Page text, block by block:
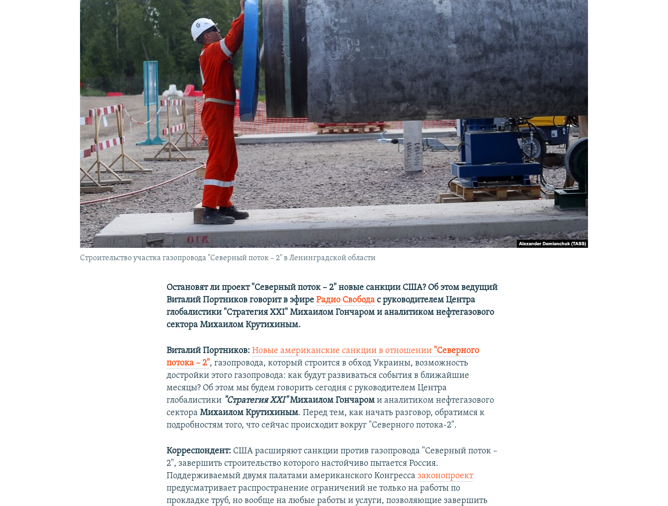
КРЫМ.НЕПОКОРЕННЫЙ
УКРАИНСКАЯ ПРОБЛЕМА КРЫМА
Строительство участка газопровода "Северный поток – 2" в Ленинградской области
Остановят ли проект "Северный поток – 2" новые санкции США? Об этом ведущий
Виталий Портников говорит в эфиреРадио Свобода с руководителем Центра
глобалистики "Стратегия XXI" Михаилом Гончаром и аналитиком нефтегазового
сектора Михаилом Крутихиным.
Виталий Портников: Новые американские санкции в отношении "Северного
потока – 2", газопровода, который строится в обход Украины, возможность
достройки этого газопровода: как будут развиваться события в ближайшие
месяцы? Об этом мы будем говорить сегодня с руководителем Центра
глобалистики "Стратегия XXI"Михаилом Гончаром и аналитиком нефтегазового
сектораМихаилом Крутихиным. Перед тем, как начать разговор, обратимся к
подробностям того, что сейчас происходит вокруг "Северного потока-2".
Корреспондент: США расширяют санкции против газопровода "Северный поток –
2", завершить строительство которого настойчиво пытается Россия.
Поддерживаемый двумя палатами американского Конгрессазаконопроект
предусматривает распространение ограничений не только на работы по
прокладке труб, но вообще на любые работы и услуги, позволяющие завершить